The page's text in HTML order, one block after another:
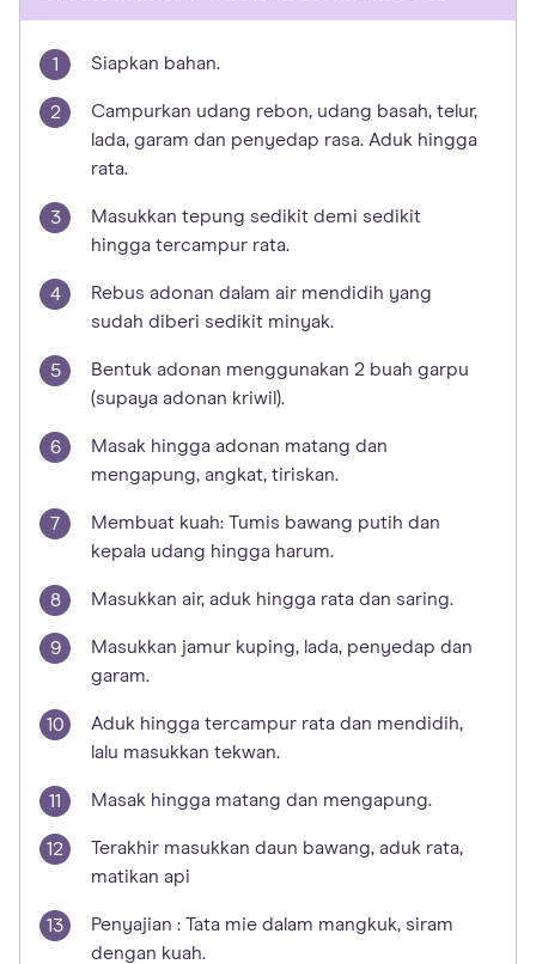
Siapkan bahan.
Campurkan udang rebon, udang basah, telur,
lada, garam dan penyedap rasa. Aduk hingga
rata.
Masukkan tepung sedikit demi sedikit
hingga tercampur rata.
Rebus adonan dalam air mendidih yang
sudah diberi sedikit minyak.
Bentuk adonan menggunakan 2 buah garpu
(supaya adonan kriwil).
Masak hingga adonan matang dan
mengapung, angkat, tiriskan.
Membuat kuah: Tumis bawang putih dan
kepala udang hingga harum.
Masukkan air, aduk hingga rata dan saring.
Masukkan jamur kuping, lada, penyedap dan
garam.
Aduk hingga tercampur rata dan mendidih,
lalu masukkan tekwan.
Masak hingga matang dan mengapung.
Terakhir masukkan daun bawang, aduk rata,
matikan api
Penyajian : Tata mie dalam mangkuk, siram
dengan kuah.